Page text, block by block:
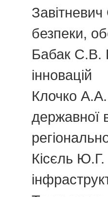
безпеки,
Бабак С.В.
інновацій
Клочко А.А.
державної
Кісєль Ю.Г.